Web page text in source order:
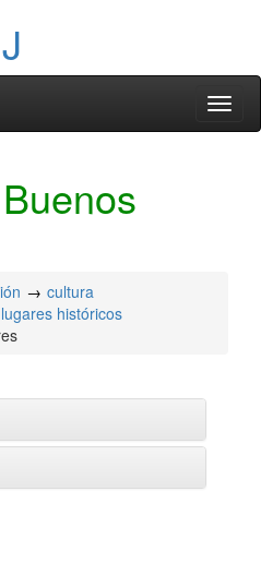
cultura
lugares históricos